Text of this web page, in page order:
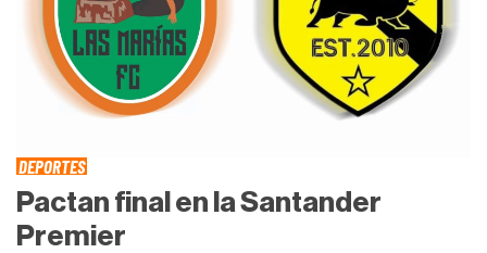
DEPORTES
Pactan final en la Santander
Premier